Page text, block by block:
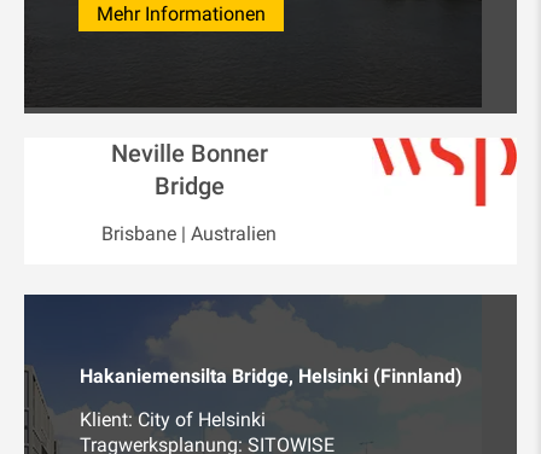
Mehr Informationen
Neville Bonner
Bridge
Brisbane | Australien
Hakaniemensilta Bridge, Helsinki (Finnland)
Klient: City of Helsinki
Tragwerksplanung: SITOWISE